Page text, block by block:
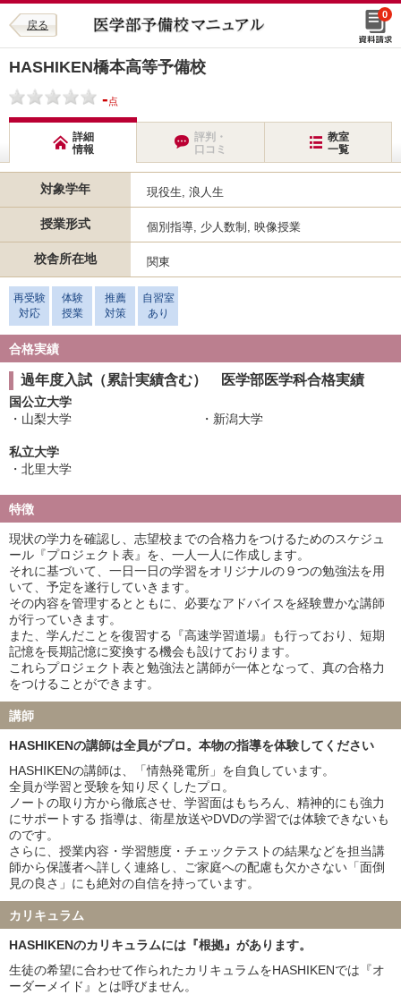
戻る
0
HASHIKEN橋本高等予備校
-点
詳細
情報
評判・
口コミ
教室
一覧
対象学年 現役生, 浪人生
授業形式 個別指導, 少人数制, 映像授業
校舎所在地 関東
再受験
対応
体験
授業
推薦
対策
自習室
あり
合格実績
過年度入試（累計実績含む） 医学部医学科合格実績
国公立大学
山梨大学
新潟大学
私立大学
北里大学
特徴
現状の学力を確認し、志望校までの合格力をつけるためのスケジュ
ール『プロジェクト表』を、一人一人に作成します。
それに基づいて、一日一日の学習をオリジナルの９つの勉強法を用
いて、予定を遂行していきます。
その内容を管理するとともに、必要なアドバイスを経験豊かな講師
が行っていきます。
また、学んだことを復習する『高速学習道場』も行っており、短期
記憶を長期記憶に変換する機会も設けております。
これらプロジェクト表と勉強法と講師が一体となって、真の合格力
をつけることができます。
講師
HASHIKENの講師は全員がプロ。本物の指導を体験してください
HASHIKENの講師は、「情熱発電所」を自負しています。
全員が学習と受験を知り尽くしたプロ。
ノートの取り方から徹底させ、学習面はもちろん、精神的にも強力
にサポートする 指導は、衛星放送やDVDの学習では体験できないも
のです。
さらに、授業内容・学習態度・チェックテストの結果などを担当講
師から保護者へ詳しく連絡し、ご家庭への配慮も欠かさない「面倒
見の良さ」にも絶対の自信を持っています。
カリキュラム
HASHIKENのカリキュラムには『根拠』があります。
生徒の希望に合わせて作られたカリキュラムをHASHIKENでは『オ
ーダーメイド』とは呼びません。